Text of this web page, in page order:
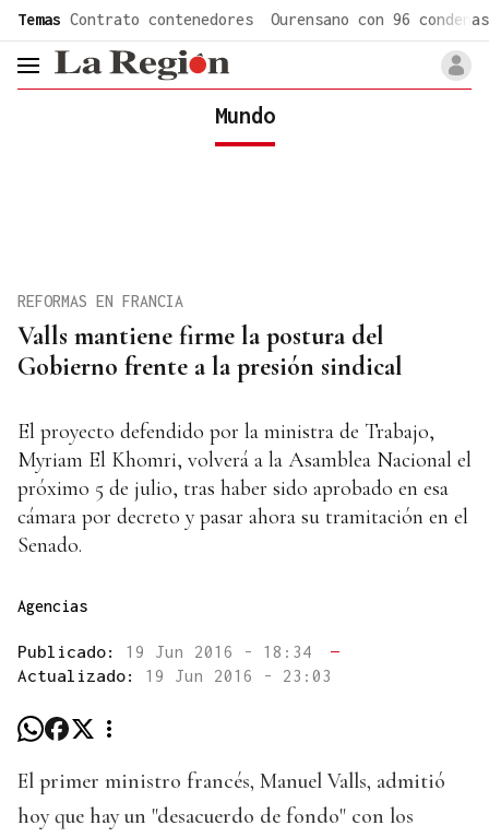
Temas Contrato contenedores Ourensano con 96 condenas
header.menu.open
Mundo
Valls mantiene firme la postura del
Gobierno frente a la presión sindical
REFORMAS EN FRANCIA
El proyecto defendido por la ministra de Trabajo,
Myriam El Khomri, volverá a la Asamblea Nacional el
próximo 5 de julio, tras haber sido aprobado en esa
cámara por decreto y pasar ahora su tramitación en el
Senado.
Agencias
Publicado: 19 Jun 2016 - 18:34
—
Actualizado: 19 Jun 2016 - 23:03
El primer ministro francés, Manuel Valls, admitió
hoy que hay un "desacuerdo de fondo" con los